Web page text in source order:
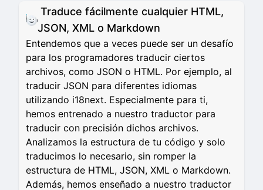
Traduce fácilmente cualquier HTML,
JSON, XML o Markdown
Entendemos que a veces puede ser un desafío
para los programadores traducir ciertos
archivos, como JSON o HTML. Por ejemplo, al
traducir JSON para diferentes idiomas
utilizando i18next. Especialmente para ti,
hemos entrenado a nuestro traductor para
traducir con precisión dichos archivos.
Analizamos la estructura de tu código y solo
traducimos lo necesario, sin romper la
estructura de HTML, JSON, XML o Markdown.
Además, hemos enseñado a nuestro traductor